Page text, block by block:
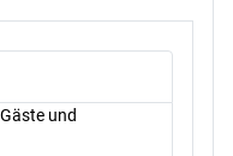
und